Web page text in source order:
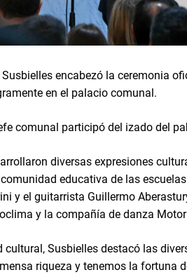
encabezó la ceremonia
en el palacio comunal.
comunal participó del izado del
diversas expresiones
educativa de las
y el guitarrista Guillermo
y la compañía de danza
Susbielles destacó las
riqueza y tenemos la fortuna